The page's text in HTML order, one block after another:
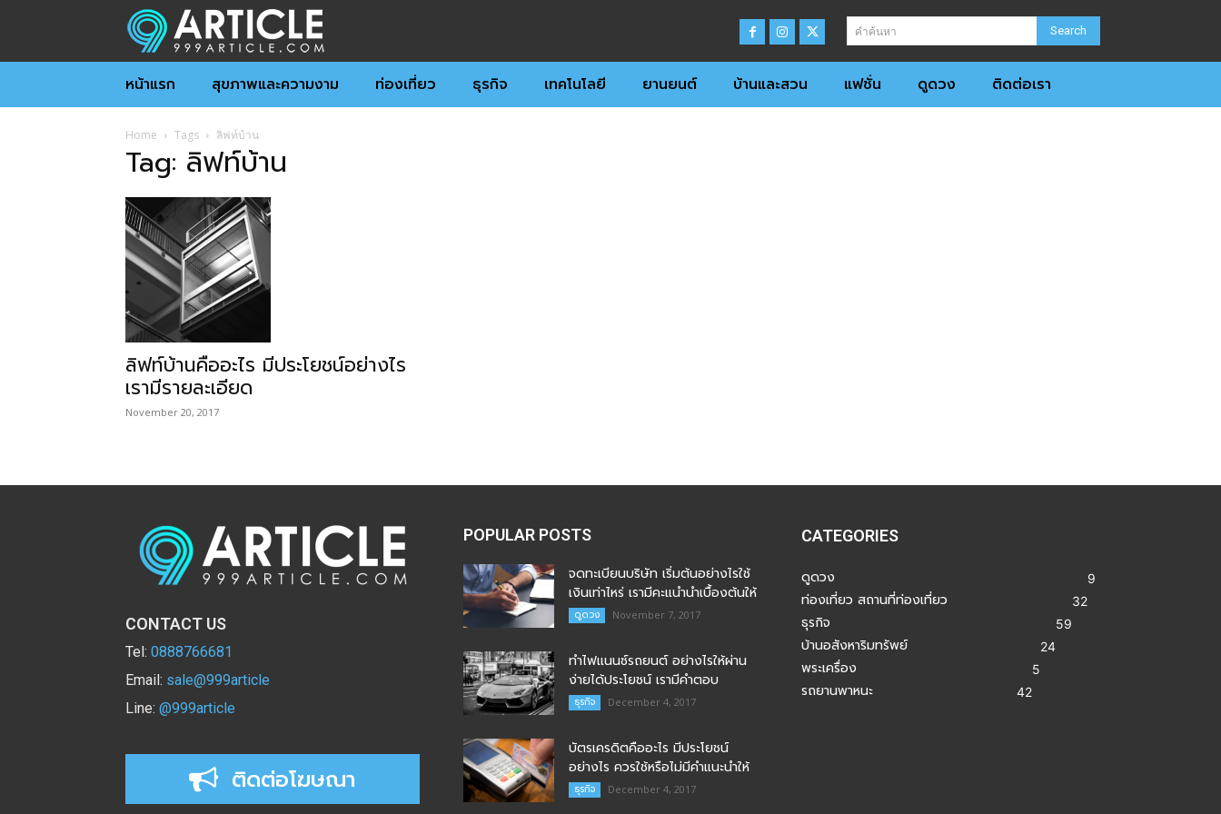
คำค้นหา Search
หน้าแรก สุขภาพและความงาม ท่องเที่ยว ธุรกิจ เทคโนโลยี ยานยนต์ บ้านและสวน แฟชั่น ดูดวง ติดต่อเรา
Home Tags ลิฟท์บ้าน
Tag: ลิฟท์บ้าน
ลิฟท์บ้านคืออะไร มีประโยชน์อย่างไร
เรามีรายละเอียด
November 20, 2017
CONTACT US
Tel: 0888766681
Email: sale@999article
Line: @999article
ติดต่อโฆษณา
POPULAR POSTS
จดทะเบียนบริษัท เริ่มต้นอย่างไรใช้
เงินเท่าไหร่ เรามีคะแนำนำเบื้องต้นให้
ดูดวง November 7, 2017
ทำไฟแนนซ์รถยนต์ อย่างไรให้ผ่าน
ง่ายได้ประโยชน์ เรามีคำตอบ
ธุรกิจ December 4, 2017
บัตรเครดิตคืออะไร มีประโยชน์
อย่างไร ควรใช้หรือไม่มีคำแนะนำให้
ธุรกิจ December 4, 2017
CATEGORIES
ดูดวง 9
ท่องเที่ยว สถานที่ท่องเที่ยว 32
ธุรกิจ 59
บ้านอสังหาริมทรัพย์ 24
พระเครื่อง 5
รถยานพาหนะ 42